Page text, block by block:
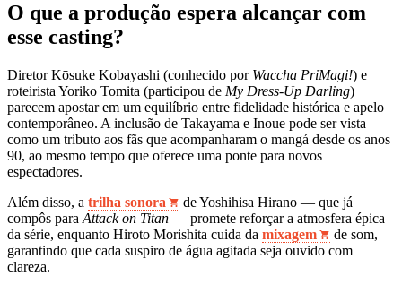
O que a produção espera alcançar com
esse casting?
Diretor Kōsuke Kobayashi (conhecido por Waccha PriMagi!) e
roteirista Yoriko Tomita (participou de My Dress-Up Darling)
parecem apostar em um equilíbrio entre fidelidade histórica e apelo
contemporâneo. A inclusão de Takayama e Inoue pode ser vista
como um tributo aos fãs que acompanharam o mangá desde os anos
90, ao mesmo tempo que oferece uma ponte para novos
espectadores.
Além disso, a trilha sonora
de Yoshihisa Hirano — que já
compôs para Attack on Titan — promete reforçar a atmosfera épica
da série, enquanto Hiroto Morishita cuida da mixagem
de som,
garantindo que cada suspiro de água agitada seja ouvido com
clareza.